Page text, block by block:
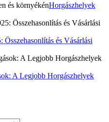
Horgászhelyek
és Vásárlási
A Legjobb Horgászhelyek